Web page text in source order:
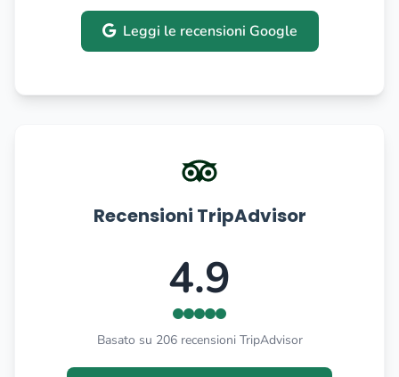
Leggi le recensioni Google
Recensioni TripAdvisor
4.9
Basato su 206 recensioni TripAdvisor